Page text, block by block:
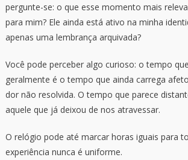
pergunte-se: o que esse momento mais
para mim? Ele ainda está ativo na minha
apenas uma lembrança arquivada?
Você pode perceber algo curioso: o tempo
geralmente é o tempo que ainda carrega
dor não resolvida. O tempo que parece
aquele que já deixou de nos atravessar.
O relógio pode até marcar horas iguais para
experiência nunca é uniforme.